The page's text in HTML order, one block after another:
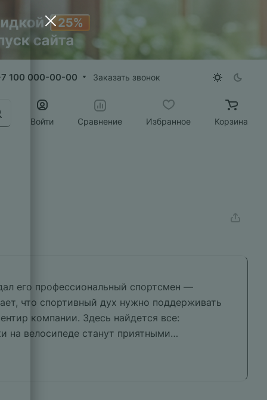
100 000-00-00 Заказать звонок
Войти Сравнение Избранное Корзина
его профессиональный спортсмен —
что спортивный дух нужно поддерживать
компании. Здесь найдется все:
на велосипеде станут приятными